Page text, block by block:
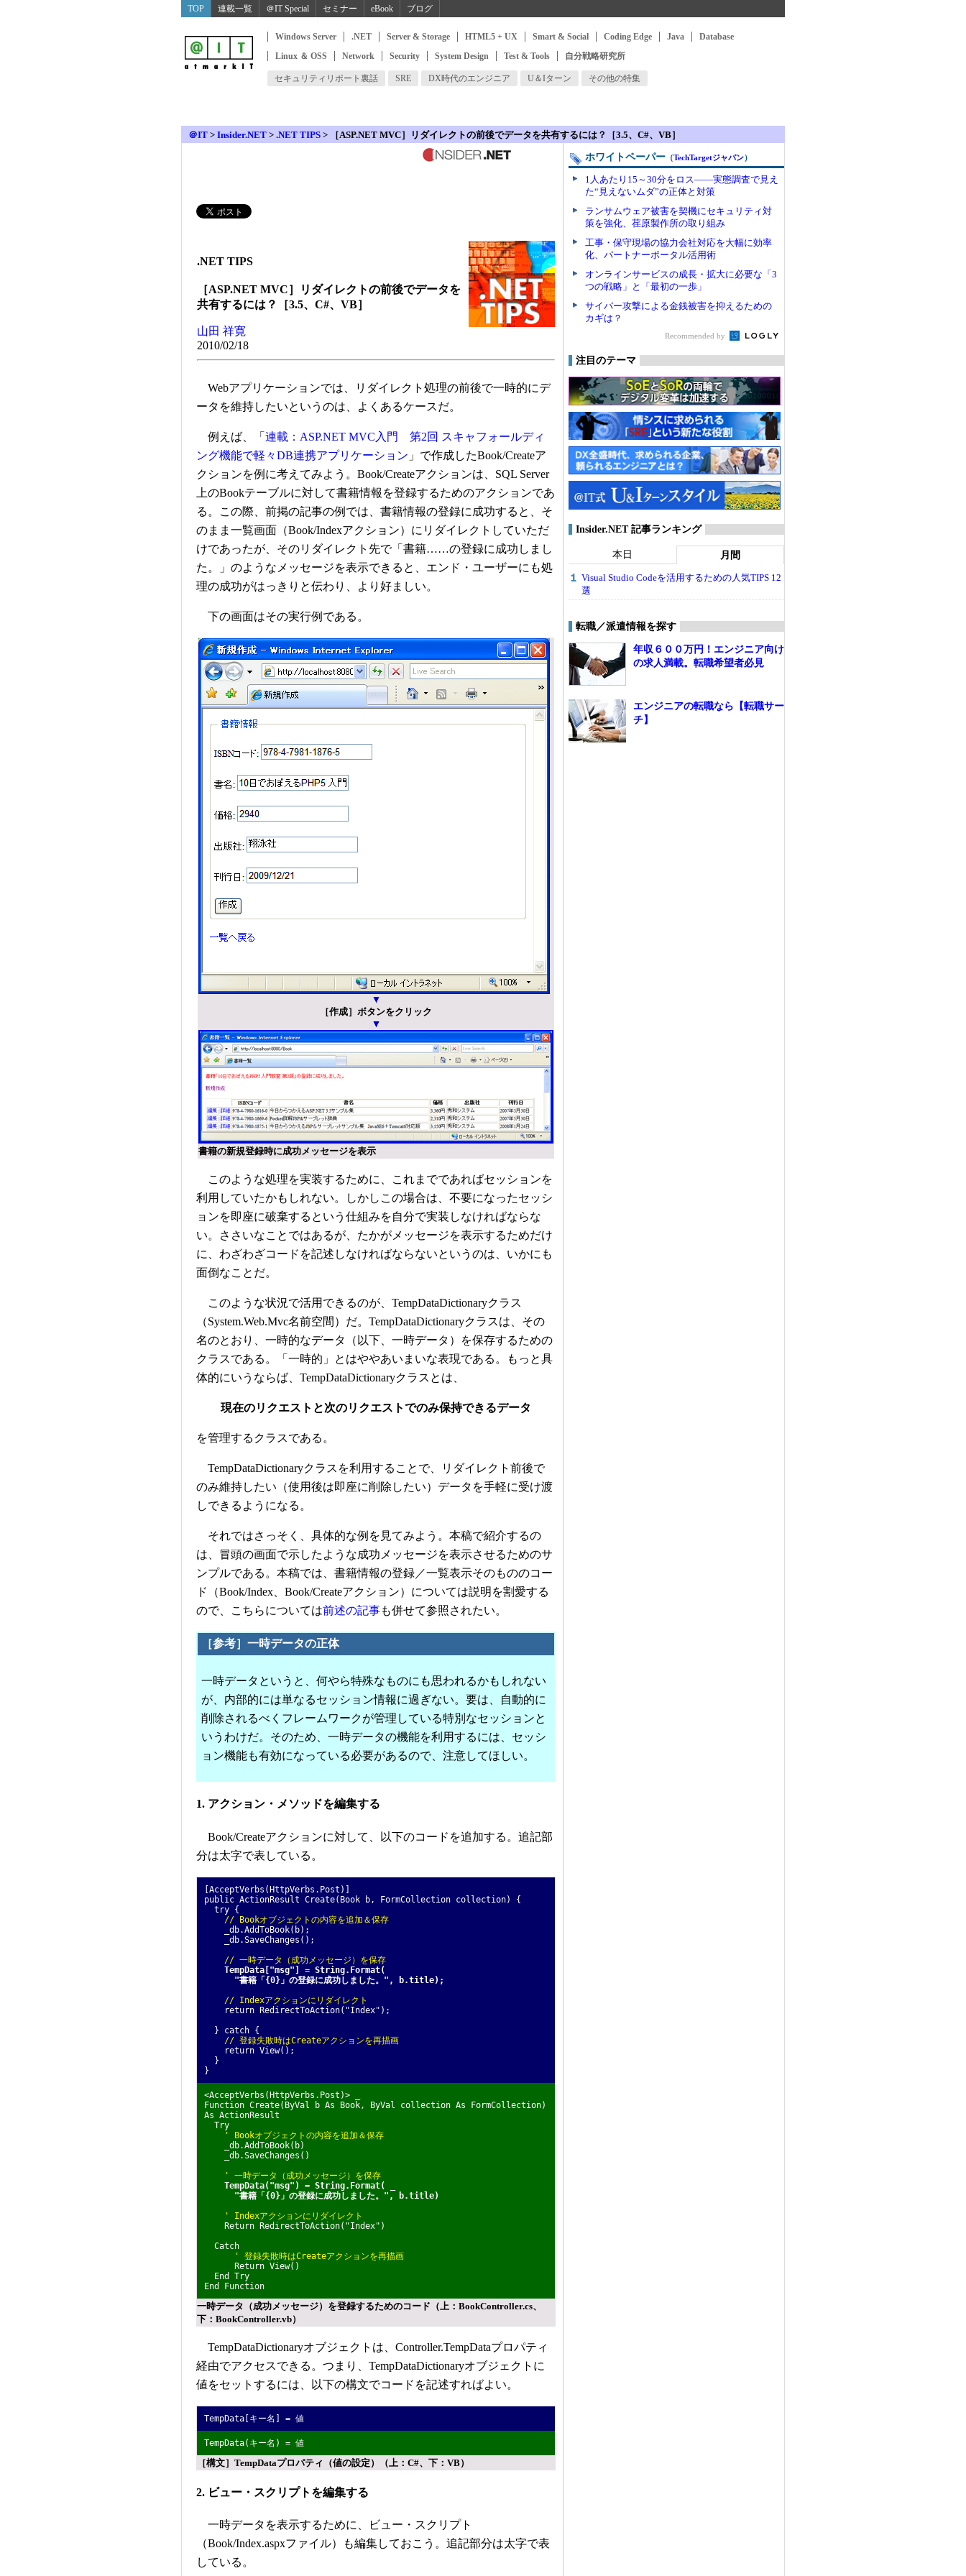
TOP 連載一覧 ＠IT Special セミナー eBook ブログ
Windows Server .NET Server & Storage HTML5 + UX Smart & Social Coding Edge Java
Database
Linux ＆ OSS
Network Security System Design Test & Tools 自分戦略研究所
セキュリティリポート裏話 SRE DX時代のエンジニア U＆Iターン その他の特集
＠IT > Insider.NET > .NET TIPS > ［ASP.NET MVC］リダイレクトの前後でデータを共有するには？［3.5、C#、VB］
.NET TIPS
［ASP.NET MVC］リダイレクトの前後でデータを
共有するには？［3.5、C#、VB］
山田 祥寛
2010/02/18
Webアプリケーションでは、リダイレクト処理の前後で一時的にデ
ータを維持したいというのは、よくあるケースだ。
例えば、「 連載：ASP.NET MVC入門 第2回 スキャフォールディ
ング機能で軽々DB連携アプリケーション 」で作成したBook/Createア
クションを例に考えてみよう。Book/Createアクションは、SQL Server
上のBookテーブルに対して書籍情報を登録するためのアクションであ
る。この際、前掲の記事の例では、書籍情報の登録に成功すると、そ
のまま一覧画面（Book/Indexアクション）にリダイレクトしていただ
けであったが、そのリダイレクト先で「書籍……の登録に成功しまし
た。」のようなメッセージを表示できると、エンド・ユーザーにも処
理の成功がはっきりと伝わり、より好ましい。
下の画面はその実行例である。
［作成］ボタンをクリック
書籍の新規登録時に成功メッセージを表示
このような処理を実装するために、これまでであればセッションを
利用していたかもしれない。しかしこの場合は、不要になったセッシ
ョンを即座に破棄するという仕組みを自分で実装しなければならな
い。ささいなことではあるが、たかがメッセージを表示するためだけ
に、わざわざコードを記述しなければならないというのは、いかにも
面倒なことだ。
このような状況で活用できるのが、TempDataDictionaryクラス
（System.Web.Mvc名前空間）だ。TempDataDictionaryクラスは、その
名のとおり、一時的なデータ（以下、一時データ）を保存するための
クラスである。「一時的」とはややあいまいな表現である。もっと具
体的にいうならば、TempDataDictionaryクラスとは、
現在のリクエストと次のリクエストでのみ保持できるデータ
を管理するクラスである。
TempDataDictionaryクラスを利用することで、リダイレクト前後で
のみ維持したい（使用後は即座に削除したい）データを手軽に受け渡
しできるようになる。
それではさっそく、具体的な例を見てみよう。本稿で紹介するの
は、冒頭の画面で示したような成功メッセージを表示させるためのサ
ンプルである。本稿では、書籍情報の登録／一覧表示そのもののコー
ド（Book/Index、Book/Createアクション）については説明を割愛する
ので、こちらについては前述の記事も併せて参照されたい。
［参考］一時データの正体
一時データというと、何やら特殊なものにも思われるかもしれない
が、内部的には単なるセッション情報に過ぎない。要は、自動的に
削除されるべくフレームワークが管理している特別なセッションと
いうわけだ。そのため、一時データの機能を利用するには、セッシ
ョン機能も有効になっている必要があるので、注意してほしい。
1. アクション・メソッドを編集する
Book/Createアクションに対して、以下のコードを追加する。追記部
分は太字で表している。
[AcceptVerbs(HttpVerbs.Post)]
public ActionResult Create(Book b, FormCollection collection) {
try {
// Bookオブジェクトの内容を追加＆保存
_db.AddToBook(b);
_db.SaveChanges();
// 一時データ（成功メッセージ）を保存
TempData["msg"] = String.Format(
"書籍「{0}」の登録に成功しました。", b.title);
// Indexアクションにリダイレクト
return RedirectToAction("Index");
} catch {
// 登録失敗時はCreateアクションを再描画
return View();
}
}
<AcceptVerbs(HttpVerbs.Post)> _
Function Create(ByVal b As Book, ByVal collection As FormCollection)
As ActionResult
Try
' Bookオブジェクトの内容を追加＆保存
_db.AddToBook(b)
_db.SaveChanges()
' 一時データ（成功メッセージ）を保存
TempData("msg") = String.Format( _
"書籍「{0}」の登録に成功しました。", b.title)
' Indexアクションにリダイレクト
Return RedirectToAction("Index")
Catch
' 登録失敗時はCreateアクションを再描画
Return View()
End Try
End Function
一時データ（成功メッセージ）を登録するためのコード（上：BookController.cs、
下：BookController.vb）
TempDataDictionaryオブジェクトは、Controller.TempDataプロパティ
経由でアクセスできる。つまり、TempDataDictionaryオブジェクトに
値をセットするには、以下の構文でコードを記述すればよい。
TempData[キー名] = 値
TempData(キー名) = 値
［構文］TempDataプロパティ（値の設定）（上：C#、下：VB）
2. ビュー・スクリプトを編集する
一時データを表示するために、ビュー・スクリプト
（Book/Index.aspxファイル）も編集しておこう。追記部分は太字で表
している。
ホワイトペーパー （TechTargetジャパン）
1人あたり15～30分をロス――実態調査で見え
た“見えないムダ”の正体と対策
ランサムウェア被害を契機にセキュリティ対
策を強化、荏原製作所の取り組み
工事・保守現場の協力会社対応を大幅に効率
化、パートナーポータル活用術
オンラインサービスの成長・拡大に必要な「3
つの戦略」と「最初の一歩」
サイバー攻撃による金銭被害を抑えるための
カギは？
Recommended by
注目のテーマ
Insider.NET 記事ランキング
本日 月間
Visual Studio Codeを活用するための人気TIPS 12
選
転職／派遣情報を探す
年収６００万円！エンジニア向け
の求人満載。転職希望者必見
エンジニアの転職なら【転職サー
チ】